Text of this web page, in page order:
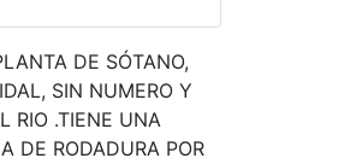
DE SÓTANO,
SIN NUMERO Y
RIO .TIENE UNA
DE RODADURA POR